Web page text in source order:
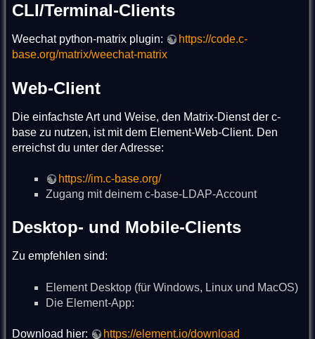
CLI/Terminal-Clients
Weechat python-matrix plugin:
https://code.c-
base.org/matrix/weechat-matrix
Web-Client
Die einfachste Art und Weise, den Matrix-Dienst der c-
base zu nutzen, ist mit dem Element-Web-Client. Den
erreichst du unter der Adresse:
https://im.c-base.org/
Zugang mit deinem c-base-LDAP-Account
Desktop- und Mobile-Clients
Zu empfehlen sind:
Element Desktop (für Windows, Linux und MacOS)
Die Element-App:
Download hier: https://element.io/download